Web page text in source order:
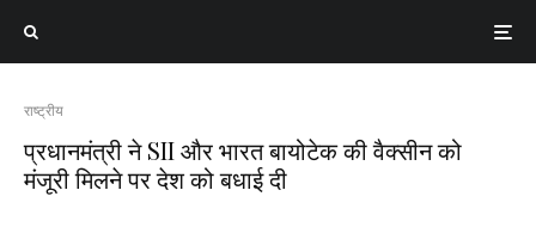
राष्ट्रीय
प्रधानमंत्री ने SII और भारत बायोटेक की वैक्सीन को
मंजूरी मिलने पर देश को बधाई दी